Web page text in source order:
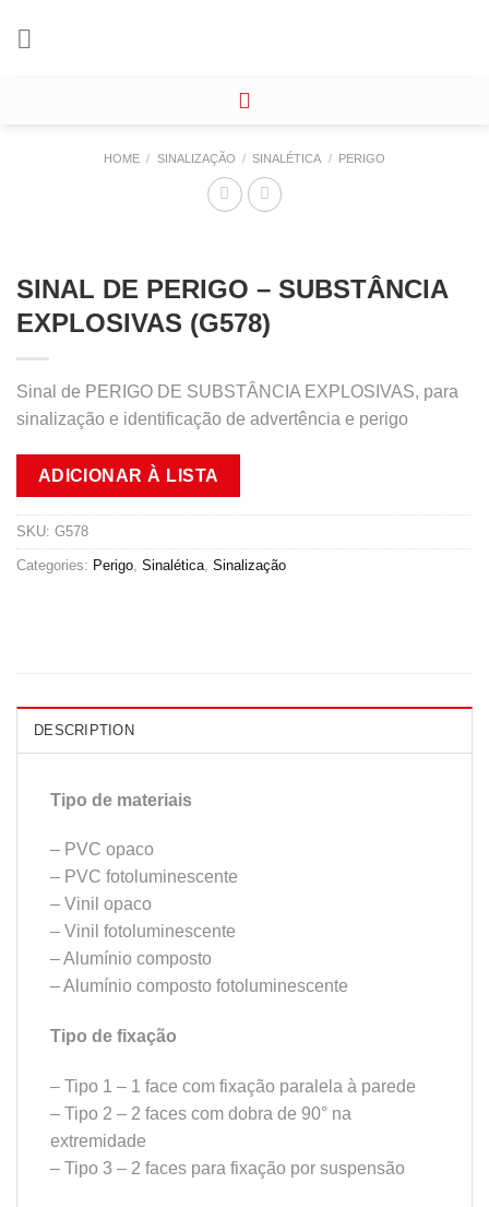
HOME / SINALIZAÇÃO / SINALÉTICA / PERIGO
SINAL DE PERIGO – SUBSTÂNCIA
EXPLOSIVAS (G578)
Sinal de PERIGO DE SUBSTÂNCIA EXPLOSIVAS, para
sinalização e identificação de advertência e perigo
ADICIONAR À LISTA
SKU: G578
Categories: Perigo Sinalética Sinalização
DESCRIPTION
Tipo de materiais
– PVC opaco
– PVC fotoluminescente
– Vinil opaco
– Vinil fotoluminescente
– Alumínio composto
– Alumínio composto fotoluminescente
Tipo de fixação
– Tipo 1 – 1 face com fixação paralela à parede
– Tipo 2 – 2 faces com dobra de 90° na
extremidade
– Tipo 3 – 2 faces para fixação por suspensão